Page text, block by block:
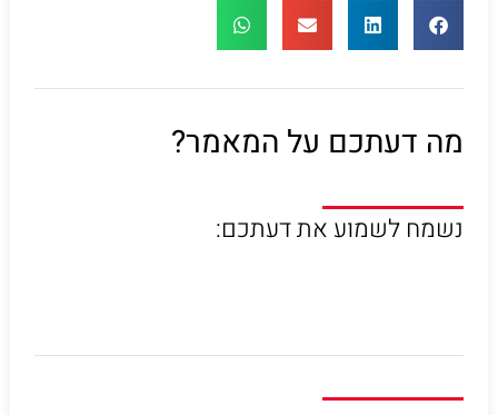
מה דעתכם על המאמר?
נשמח לשמוע את דעתכם: